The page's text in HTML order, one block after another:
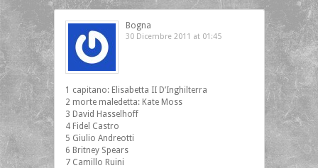
Bogna
30 Dicembre 2011 at 01:45
1 capitano: Elisabetta II D’Inghilterra
2 morte maledetta: Kate Moss
3 David Hasselhoff
4 Fidel Castro
5 Giulio Andreotti
6 Britney Spears
7 Camillo Ruini